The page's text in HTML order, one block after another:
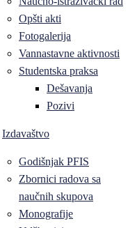
Opšti akti
Fotogalerija
Vannastavne aktivnosti
Studentska praksa
Dešavanja
Pozivi
Izdavaštvo
Godišnjak PFIS
Zbornici radova sa
naučnih skupova
Monografije